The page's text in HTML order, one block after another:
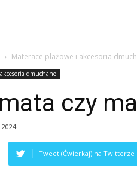
Materace plażowe i akcesoria
dmuchane
czy
Tweet (Ćwierkaj) na Twitterze